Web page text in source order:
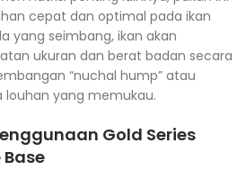
cepat dan optimal pada ikan
yang seimbang, ikan akan
ukuran dan berat badan secara
“nuchal hump” atau
louhan yang memukau.
Gold Series
Base